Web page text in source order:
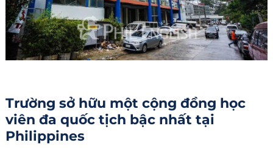
Trường sở hữu một cộng đồng học
viên đa quốc tịch bậc nhất tại
Philippines